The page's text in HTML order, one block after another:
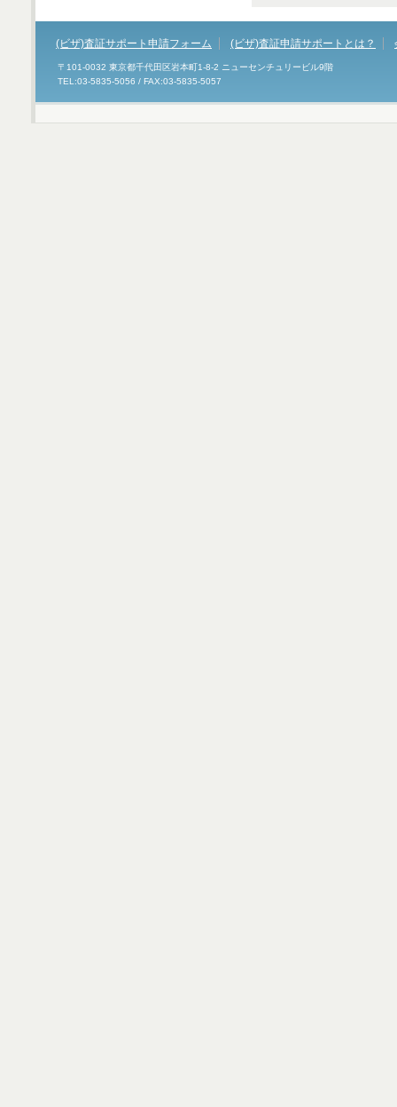
(ビザ)査証サポート申請フォーム (ビザ)査証申請サポートとは？
〒101-0032 東京都千代田区岩本町1-8-2 ニューセンチュリービル9階
TEL:03-5835-5056 / FAX:03-5835-5057